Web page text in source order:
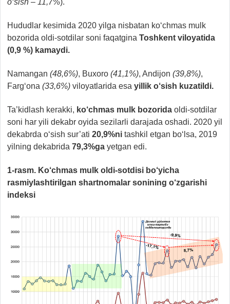
Hududlar kesimida 2020 yilga nisbatan ko‘chmas mulk
bozorida oldi-sotdilar soni faqatgina Toshkent viloyatida
(0,9 %) kamaydi.
Namangan (48,6%), Buxoro (41,1%), Andijon (39,8%),
Farg‘ona (33,6%) viloyatlarida esa yillik o‘sish kuzatildi.
Ta’kidlash kerakki, ko‘chmas mulk bozorida oldi-sotdilar
soni har yili dekabr oyida sezilarli darajada oshadi. 2020 yil
dekabrda o‘sish sur’ati 20,9%ni tashkil etgan bo‘lsa, 2019
yilning dekabrida 79,3%ga yetgan edi.
1-rasm. Ko‘chmas mulk oldi-sotdisi bo‘yicha
rasmiylashtirilgan shartnomalar sonining o‘zgarishi
indeksi